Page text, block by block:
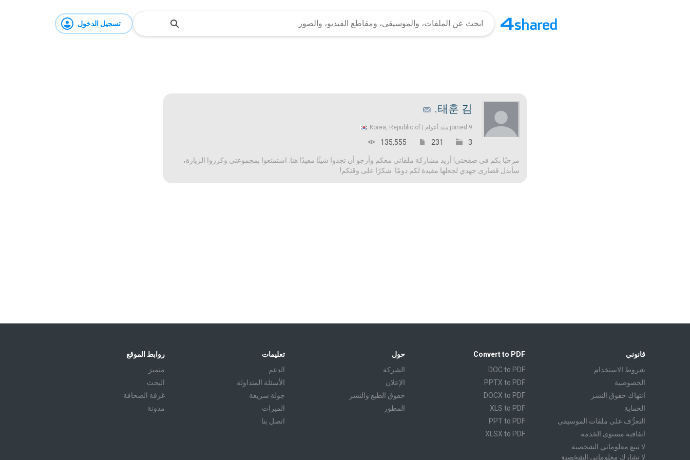
تسجيل الدخول
태훈 김.
joined 9 منذ أعوام | Korea, Republic of
3
231
135,555
مرحبًا بكم في صفحتي! أريد مشاركة ملفاتي معكم وأرجو أن تجدوا شيئًا مفيدًا هنا. استمتعوا بمجموعتي وكرروا الزيارة،
سأبذل قصارى جهدي لجعلها مفيدة لكم دومًا. شكرًا على وقتكم!
روابط الموقع
متميز
البحث
غرفة الصحافة
مدونة
تعليمات
الدعم
الأسئلة المتداولة
جولة سريعة
الميزات
اتصل بنا
حول
الشركة
الإعلان
حقوق الطبع والنشر
المطور
Convert to PDF
DOC to PDF
PPTX to PDF
DOCX to PDF
XLS to PDF
PPT to PDF
XLSX to PDF
قانوني
شروط الاستخدام
الخصوصية
انتهاك حقوق النشر
الحماية
التعرُّف على ملفات الموسيقى
اتفاقية مستوى الخدمة
لا تبيع معلوماتي الشخصية
لا تشارك معلوماتي الشخصية